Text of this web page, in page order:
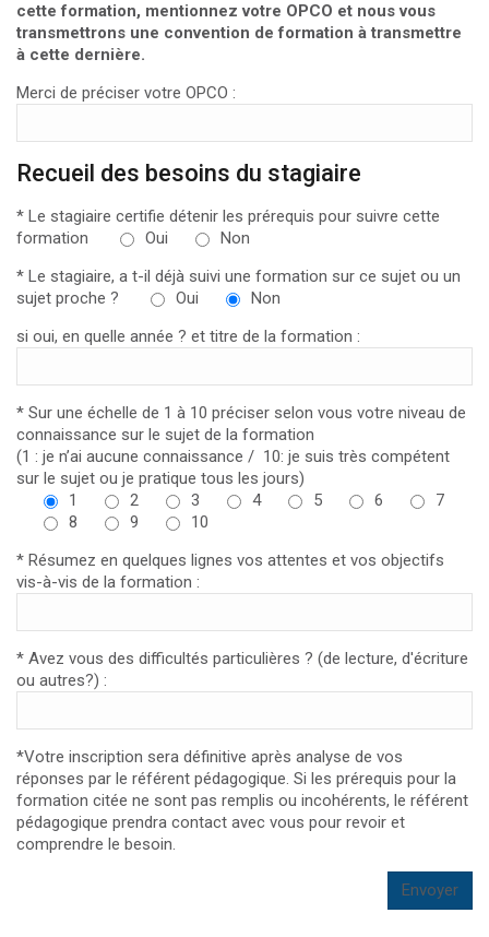
cette formation, mentionnez votre OPCO et nous vous
transmettrons une convention de formation à transmettre
à cette dernière.
Merci de préciser votre OPCO :
Recueil des besoins du stagiaire
* Le stagiaire certifie détenir les prérequis pour suivre cette
formation
Oui
Non
* Le stagiaire, a t-il déjà suivi une formation sur ce sujet ou un
sujet proche ?
Oui
Non
si oui, en quelle année ? et titre de la formation :
* Sur une échelle de 1 à 10 préciser selon vous votre niveau de
connaissance sur le sujet de la formation
(1 : je n’ai aucune connaissance / 10: je suis très compétent
sur le sujet ou je pratique tous les jours)
1
2 3 4 5 6
7
8
9
10
* Résumez en quelques lignes vos attentes et vos objectifs
vis-à-vis de la formation :
* Avez vous des difficultés particulières ? (de lecture, d'écriture
ou autres?) :
*Votre inscription sera définitive après analyse de vos
réponses par le référent pédagogique. Si les prérequis pour la
formation citée ne sont pas remplis ou incohérents, le référent
pédagogique prendra contact avec vous pour revoir et
comprendre le besoin.